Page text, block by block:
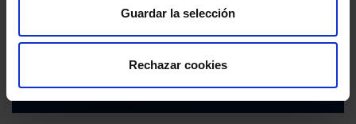
Guardar la selección
Rechazar cookies